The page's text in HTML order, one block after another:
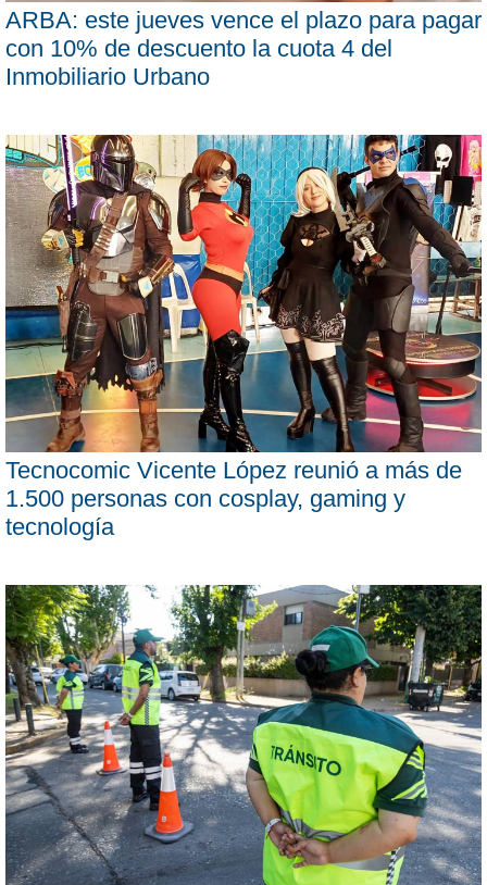
ARBA: este jueves vence el plazo para pagar
con 10% de descuento la cuota 4 del
Inmobiliario Urbano
Tecnocomic Vicente López reunió a más de
1.500 personas con cosplay, gaming y
tecnología